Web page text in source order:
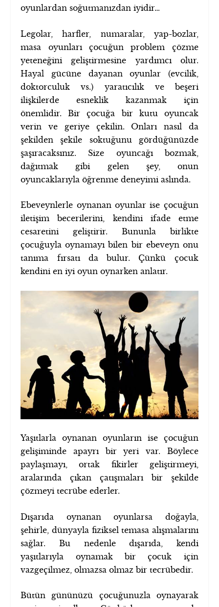
oyunlardan soğutmanızdan iyidir…
Legolar, harfler, numaralar, yap-bozlar,
masa oyunları çocuğun problem çözme
yeteneğini geliştirmesine yardımcı olur.
Hayal gücüne dayanan oyunlar (evcilik,
doktorculuk vs.) yaratıcılık ve beşeri
ilişkilerde esneklik kazanmak için
önemlidir. Bir çocuğa bir kutu oyuncak
verin ve geriye çekilin. Onları nasıl da
şekilden şekile soktuğunu gördüğünüzde
şaşıracaksınız. Size oyuncağı bozmak,
dağıtmak gibi gelen şey, onun
oyuncaklarıyla öğrenme deneyimi aslında.
Ebeveynlerle oynanan oyunlar ise çocuğun
iletişim becerilerini, kendini ifade etme
cesaretini geliştirir. Bununla birlikte
çocuğuyla oynamayı bilen bir ebeveyn onu
tanıma fırsatı da bulur. Çünkü çocuk
kendini en iyi oyun oynarken anlatır.
Yaşıtlarla oynanan oyunların ise çocuğun
gelişiminde apayrı bir yeri var. Böylece
paylaşmayı, ortak fikirler geliştirmeyi,
aralarında çıkan çatışmaları bir şekilde
çözmeyi tecrübe ederler.
Dışarıda oynanan oyunlarsa doğayla,
şehirle, dünyayla fiziksel temasa alışmalarını
sağlar. Bu nedenle dışarıda, kendi
yaşıtlarıyla oynamak bir çocuk için
vazgeçilmez, olmazsa olmaz bir tecrübedir.
Bütün gününüzü çocuğunuzla oynayarak